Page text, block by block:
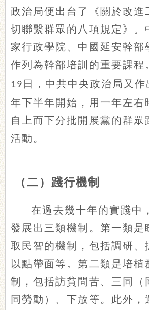
政治局便出台了《關於改進
切聯繫群眾的八項規定》。
家行政學院、中國延安幹部
作列為幹部培訓的重要課程
19 日，中共中央政治局又
年下半年開始，用一年左右
自上而下分批開展黨的群眾
活動。
（二）踐行機制
在過去幾十年的實踐中
發展出三類機制。第一類是
取民智的機制，包括調研、
以點帶面等。第二類是培植
制，包括訪貧問苦、三同（
同勞動）、下放等。此外，